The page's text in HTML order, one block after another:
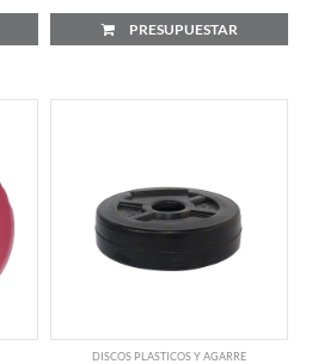
PRESUPUESTAR
DISCOS PLASTICOS Y AGARRE